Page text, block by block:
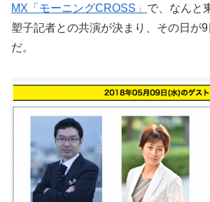
MX「モーニングCROSS」 で、なんと
塑子記者との共演が決まり、その日が
だ。